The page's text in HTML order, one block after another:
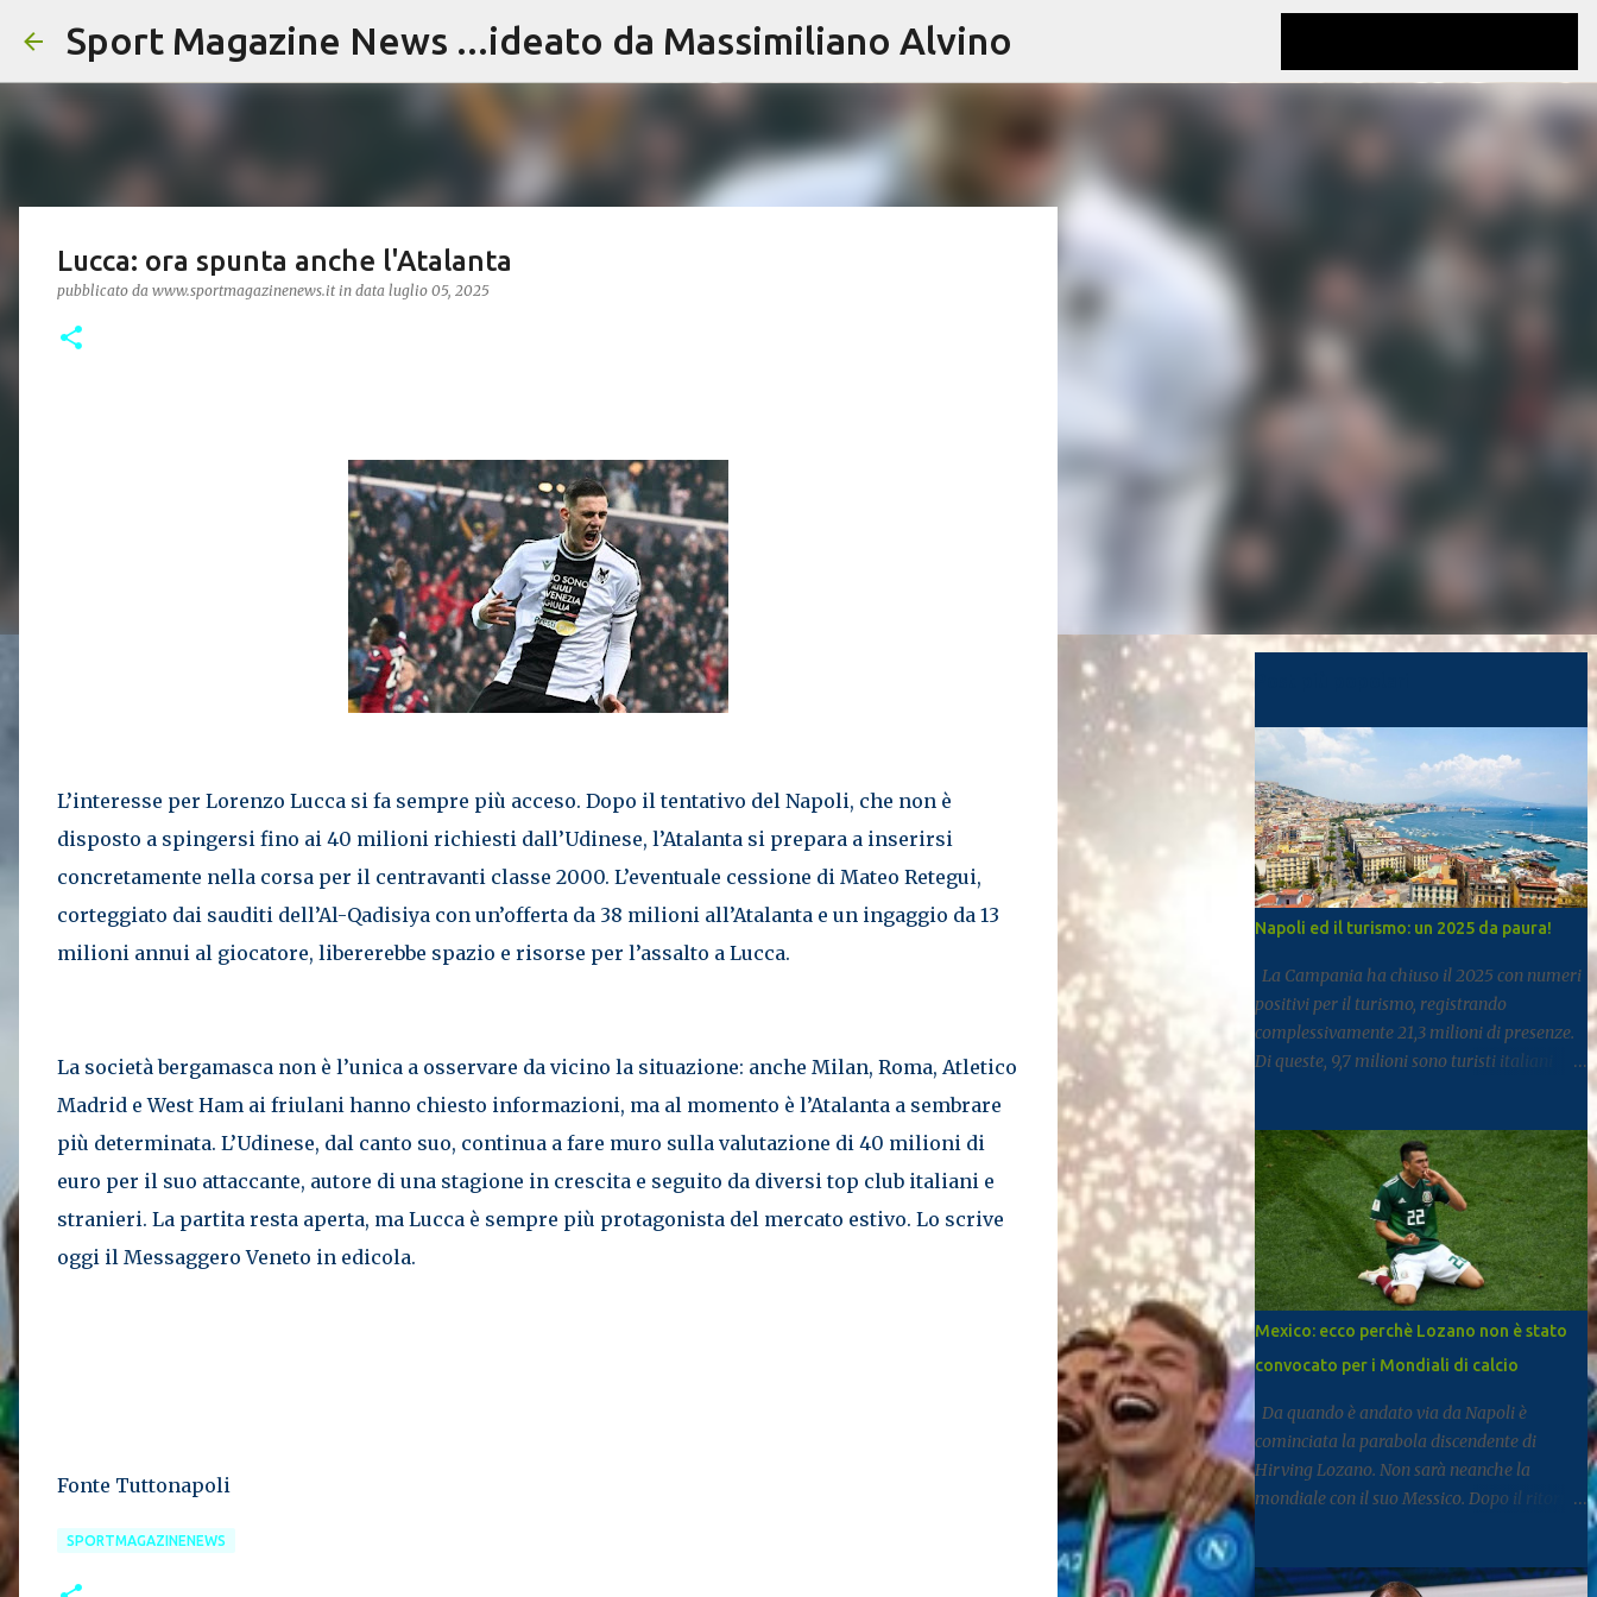
Passa ai contenuti principali
Sport Magazine News ...ideato da Massimiliano Alvino
Lucca: ora spunta anche l'Atalanta
pubblicato da www.sportmagazinenews.it in data luglio 05, 2025
L’interesse per Lorenzo Lucca si fa sempre più acceso. Dopo il tentativo del Napoli, che non è
disposto a spingersi fino ai 40 milioni richiesti dall’Udinese, l’Atalanta si prepara a inserirsi
concretamente nella corsa per il centravanti classe 2000. L’eventuale cessione di Mateo Retegui,
corteggiato dai sauditi dell’Al-Qadisiya con un’offerta da 38 milioni all’Atalanta e un ingaggio da 13
milioni annui al giocatore, libererebbe spazio e risorse per l’assalto a Lucca.
La società bergamasca non è l’unica a osservare da vicino la situazione: anche Milan, Roma, Atletico
Madrid e West Ham ai friulani hanno chiesto informazioni, ma al momento è l’Atalanta a sembrare
più determinata. L’Udinese, dal canto suo, continua a fare muro sulla valutazione di 40 milioni di
euro per il suo attaccante, autore di una stagione in crescita e seguito da diversi top club italiani e
stranieri. La partita resta aperta, ma Lucca è sempre più protagonista del mercato estivo. Lo scrive
oggi il Messaggero Veneto in edicola.
Fonte Tuttonapoli
SPORTMAGAZINENEWS
Napoli ed il turismo: un 2025 da paura!
La Campania ha chiuso il 2025 con numeri
positivi per il turismo, registrando
complessivamente 21,3 milioni di presenze.
Di queste, 9,7 milioni sono turisti italiani
3,3%, segnale di un settore che continua a
rafforzarsi e ad attirare visitatori da tutto il
mondo. I dati arrivano dal report dell’Istat
dedicato al turismo, pubblicato come di
consueto con alcuni mesi di ritardo ma utile
per fotografare l’andamento complessivo
del comparto nella regione. Napoli e
Sorrento trainano il settore: Tra le principali
destinazioni spicca Napoli, che con 3,8
milioni di presenze si posiziona al
dodicesimo posto tra le mete turistiche
italiane, risultando la città con il miglior
risultato nel Mezzogiorno. Subito dopo si
anche per alcuni dati particolari. Circa il
Mexico: ecco perchè Lozano non è stato
convocato per i Mondiali di calcio
Da quando è andato via da Napoli è
cominciata la parabola discendente di
Hirving Lozano. Non sarà neanche la
mondiale con il suo Messico. Dopo il ritorno
Diego dal gennaio 2025, Lozano ha firmato